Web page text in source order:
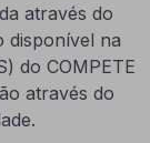
através do
disponível na
do COMPETE
através do